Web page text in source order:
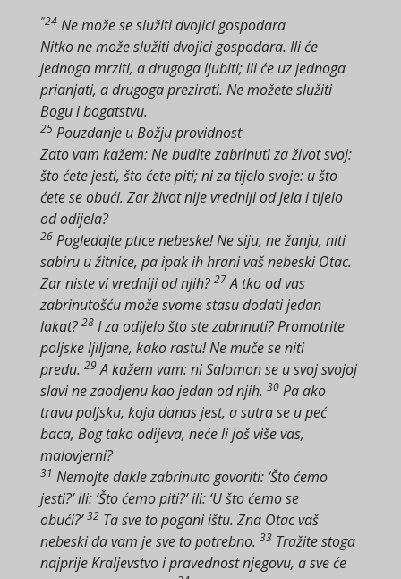
"24Ne može se služiti dvojici gospodara
Nitko ne može služiti dvojici gospodara. Ili će
jednoga mrziti, a drugoga ljubiti; ili će uz jednoga
prianjati, a drugoga prezirati. Ne možete služiti
Bogu i bogatstvu.
25 Pouzdanje u Božju providnost
Zato vam kažem: Ne budite zabrinuti za život svoj:
što ćete jesti, što ćete piti; ni za tijelo svoje: u što
ćete se obući. Zar život nije vredniji od jela i tijelo
od odijela?
26 Pogledajte ptice nebeske! Ne siju, ne žanju, niti
sabiru u žitnice, pa ipak ih hrani vaš nebeski Otac.
Zar niste vi vredniji od njih?27A tko od vas
zabrinutošću može svome stasu dodati jedan
lakat?28I za odijelo što ste zabrinuti? Promotrite
poljske ljiljane, kako rastu! Ne muče se niti
predu. 29A kažem vam: ni Salomon se u svoj svojoj
slavi ne zaodjenu kao jedan od njih. 30Pa ako
travu poljsku, koja danas jest, a sutra se u peć
baca, Bog tako odijeva, neće li još više vas,
malovjerni?
31 Nemojte dakle zabrinuto govoriti: ‘Što ćemo
jesti?’ ili: ‘Što ćemo piti?’ ili: ‘U što ćemo se
obući?’32Ta sve to pogani ištu. Zna Otac vaš
nebeski da vam je sve to potrebno. 33Tražite stoga
najprije Kraljevstvo i pravednost njegovu, a sve će